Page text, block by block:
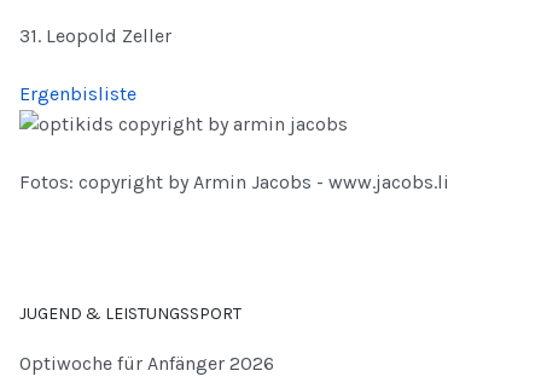
31. Leopold Zeller
Ergenbisliste
Fotos: copyright by Armin Jacobs - www.jacobs.li
JUGEND & LEISTUNGSSPORT
Optiwoche für Anfänger 2026